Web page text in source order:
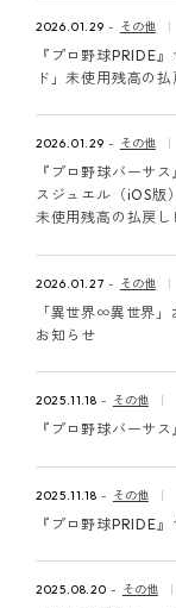
2026.01.29 その他
『プロ野球PRIDE
ド」未使用残高の
2026.01.29 その他
『プロ野球バーサ
スジュエル（iOS版
未使用残高の払戻
2026.01.27 その他
「異世界∞異世界
お知らせ
2025.11.18 その他
『プロ野球バーサ
2025.11.18 その他
『プロ野球PRIDE
2025.08.20 その他